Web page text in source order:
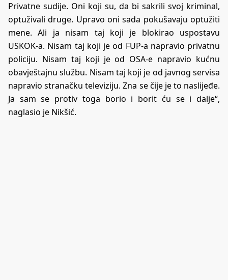
Privatne sudije. Oni koji su, da bi sakrili svoj kriminal,
optuživali druge. Upravo oni sada pokušavaju optužiti
mene. Ali ja nisam taj koji je blokirao uspostavu
USKOK-a. Nisam taj koji je od FUP-a napravio privatnu
policiju. Nisam taj koji je od OSA-e napravio kućnu
obavještajnu službu. Nisam taj koji je od javnog servisa
napravio stranačku televiziju. Zna se čije je to naslijeđe.
Ja sam se protiv toga borio i borit ću se i dalje“,
naglasio je Nikšić.